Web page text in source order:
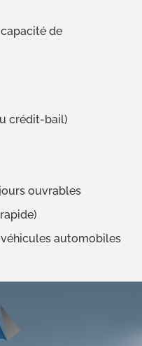
de
crédit-bail)
ouvrables
automobiles